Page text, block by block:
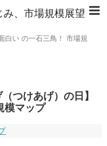
、市場規模展望
白い の一石三鳥！ 市場規
つけあげ）の日】
模マップ